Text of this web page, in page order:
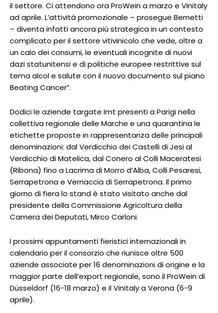
il settore. Ci attendono ora ProWein a marzo e Vinitaly
ad aprile. L’attività promozionale – prosegue Bernetti
– diventa infatti ancora più strategica in un contesto
complicato per il settore vitivinicolo che vede, oltre a
un calo dei consumi, le eventuali incognite di nuovi
dazi statunitensi e di politiche europee restrittive sul
tema alcol e salute con il nuovo documento sul piano
Beating Cancer”.
Dodici le aziende targate Imt presenti a Parigi nella
collettiva regionale delle Marche e una quarantina le
etichette proposte in rappresentanza delle principali
denominazioni: dal Verdicchio dei Castelli di Jesi al
Verdicchio di Matelica, dal Conero al Colli Maceratesi
(Ribona) fino a Lacrima di Morro d’Alba, Colli Pesaresi,
Serrapetrona e Vernaccia di Serrapetrona. Il primo
giorno di fiera lo stand è stato visitato anche dal
presidente della Commissione Agricoltura della
Camera dei Deputati, Mirco Carloni.
I prossimi appuntamenti fieristici internazionali in
calendario per il consorzio che riunisce oltre 500
aziende associate per 16 denominazioni di origine e la
maggior parte dell’export regionale, sono il ProWein di
Düsseldorf (16-18 marzo) e il Vinitaly a Verona (6-9
aprile).